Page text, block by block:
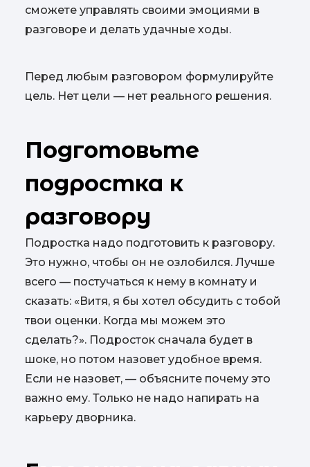
сможете управлять своими эмоциями в
разговоре и делать удачные ходы.
Перед любым разговором формулируйте
цель. Нет цели — нет реального решения.
Подготовьте
подростка к
разговору
Подростка надо подготовить к разговору.
Это нужно, чтобы он не озлобился. Лучше
всего — постучаться к нему в комнату и
сказать: «Витя, я бы хотел обсудить с тобой
твои оценки. Когда мы можем это
сделать?». Подросток сначала будет в
шоке, но потом назовет удобное время.
Если не назовет, — объясните почему это
важно ему. Только не надо напирать на
карьеру дворника.